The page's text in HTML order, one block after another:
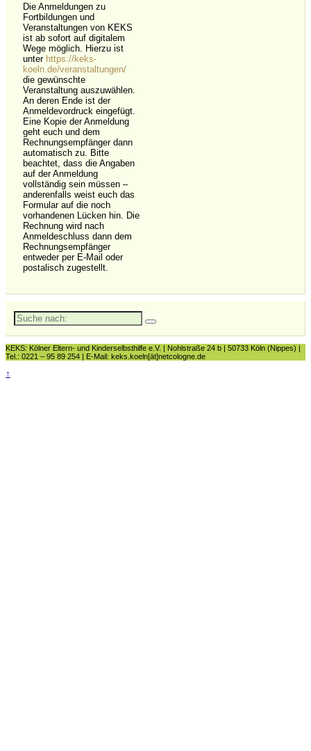
Die Anmeldungen zu
Fortbildungen und
Veranstaltungen von KEKS
ist ab sofort auf digitalem
Wege möglich. Hierzu ist
unter https://keks-
koeln.de/veranstaltungen/
die gewünschte
Veranstaltung auszuwählen.
An deren Ende ist der
Anmeldevordruck eingefügt.
Eine Kopie der Anmeldung
geht euch und dem
Rechnungsempfänger dann
automatisch zu. Bitte
beachtet, dass die Angaben
auf der Anmeldung
vollständig sein müssen –
anderenfalls weist euch das
Formular auf die noch
vorhandenen Lücken hin. Die
Rechnung wird nach
Anmeldeschluss dann dem
Rechnungsempfänger
entweder per E-Mail oder
postalisch zugestellt.
Suche
nach:
KEKS: Kölner Eltern- und Kinderselbsthilfe e.V. | Nohlstraße 24 b | 50733 Köln (Nippes) |
Tel.: 0221 – 95 89 254 | E-Mail: keks.koeln[ät]netcologne.de
↑